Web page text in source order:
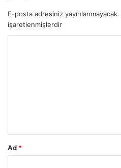
E-posta adresiniz yayınlanmayacak.
işaretlenmişlerdir
Ad *